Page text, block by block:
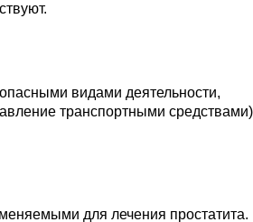
видами деятельности,
транспортными
для лечения простатита.